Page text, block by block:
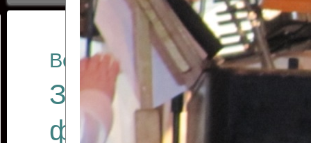
ОТЧЕТЫ ГКЦ
Все отчеты
Закрытие
фестиваля